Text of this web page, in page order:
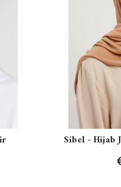
Sibel - Hijab